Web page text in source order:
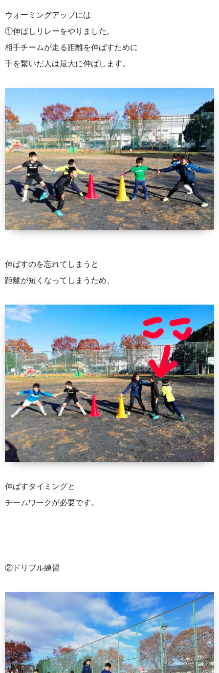
ウォーミングアップには
①伸ばしリレーをやりました。
相手チームが走る距離を伸ばすために
手を繋いだ人は最大に伸ばします。
伸ばすのを忘れてしまうと
距離が短くなってしまうため、
伸ばすタイミングと
チームワークが必要です。
②ドリブル練習